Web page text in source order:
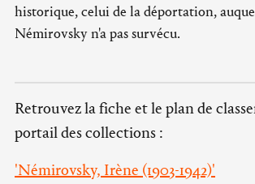
historique, celui de la déportation,
Némirovsky n'a pas survécu.
Retrouvez la fiche et le plan de
portail des collections :
'Némirovsky, Irène (1903-1942)'